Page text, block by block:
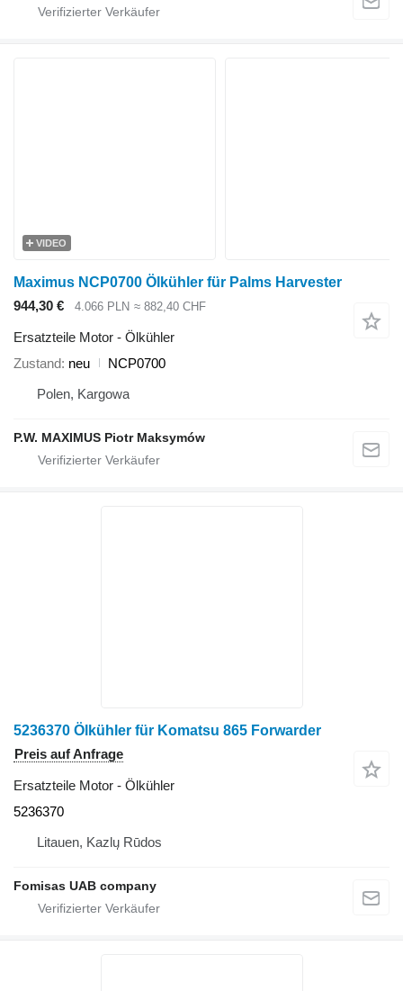
VIDEO
Maximus NCP0700 Ölkühler für Palms Harvester
944,30 €
4.066 PLN ≈ 882,40 CHF
Ersatzteile Motor - Ölkühler
Zustand neu
NCP0700
Polen, Kargowa
P.W. MAXIMUS Piotr Maksymów
5236370 Ölkühler für Komatsu 865 Forwarder
Preis auf Anfrage
Ersatzteile Motor - Ölkühler
5236370
Litauen, Kazlų Rūdos
Fomisas UAB company